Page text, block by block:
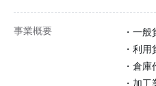
事業概要
・一
・利
・倉
・加工